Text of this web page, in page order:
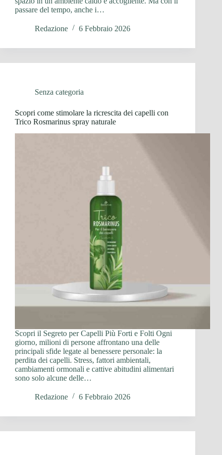
passare del tempo, anche i…
Redazione 6 Febbraio 2026
Senza categoria
Scopri come stimolare la ricrescita dei capelli con
Trico Rosmarinus spray naturale
Scopri il Segreto per Capelli Più Forti e Folti Ogni
giorno, milioni di persone affrontano una delle
principali sfide legate al benessere personale: la
perdita dei capelli. Stress, fattori ambientali,
cambiamenti ormonali e cattive abitudini alimentari
sono solo alcune delle…
Redazione 6 Febbraio 2026